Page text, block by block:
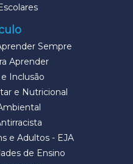
Sempre
Aprender
Inclusão
e Nutricional
e Adultos - EJA
de Ensino